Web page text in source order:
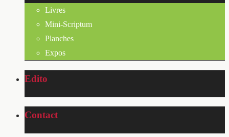
Livres
Mini-Scriptum
Planches
Expos
Edito
Contact